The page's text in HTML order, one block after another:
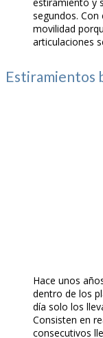
segundos. Con
movilidad
articulaciones
Estiramientos
Hace unos
dentro de los
día solo los
Consisten en
consecutivos